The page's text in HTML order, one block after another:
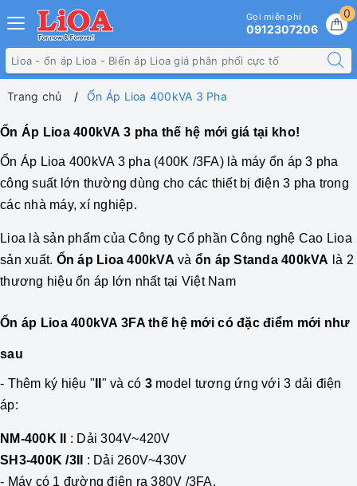
0
Gọi miễn phí
0912307206
Trang chủ Ổn Áp Lioa 400kVA 3 Pha
Ổn Áp Lioa 400kVA 3 pha thế hệ mới giá tại kho!
Ổn Áp Lioa 400kVA 3 pha (400K /3FA) là máy ổn áp 3 pha
công suất lớn thường dùng cho các thiết bị điện 3 pha trong
các nhà máy, xí nghiệp.
Lioa là sản phẩm của Công ty Cổ phần Công nghệ Cao Lioa
sản xuất. Ổn áp Lioa 400kVA và ổn áp Standa 400kVA là 2
thương hiệu ổn áp lớn nhất tại Việt Nam
Ổn áp Lioa 400kVA 3FA thế hệ mới có đặc điểm mới như
sau
- Thêm ký hiệu " " và có 3model tương ứng với 3 dải điện
áp:
NM-400K II
: Dải 304V~420V
SH3-400K /3II
: Dải 260V~430V
- Máy có 1 đường điện ra 380V /3FA.